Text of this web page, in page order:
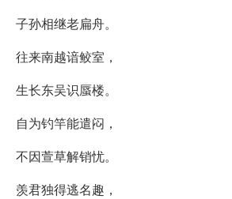
子孙相继老扁舟。
往来南越谙鲛室，
生长东吴识蜃楼。
自为钓竿能遣闷，
不因萱草解销忧。
羡君独得逃名趣，